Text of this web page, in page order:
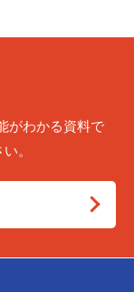
がわかる資料で
。